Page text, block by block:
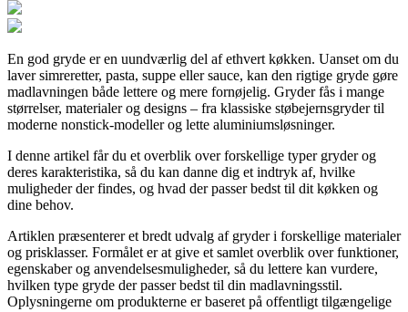
En god gryde er en uundværlig del af ethvert køkken. Uanset om du
laver simreretter, pasta, suppe eller sauce, kan den rigtige gryde gøre
madlavningen både lettere og mere fornøjelig. Gryder fås i mange
størrelser, materialer og designs – fra klassiske støbejernsgryder til
moderne nonstick-modeller og lette aluminiumsløsninger.
I denne artikel får du et overblik over forskellige typer gryder og
deres karakteristika, så du kan danne dig et indtryk af, hvilke
muligheder der findes, og hvad der passer bedst til dit køkken og
dine behov.
Artiklen præsenterer et bredt udvalg af gryder i forskellige materialer
og prisklasser. Formålet er at give et samlet overblik over funktioner,
egenskaber og anvendelsesmuligheder, så du lettere kan vurdere,
hvilken type gryde der passer bedst til din madlavningsstil.
Oplysningerne om produkterne er baseret på offentligt tilgængelige